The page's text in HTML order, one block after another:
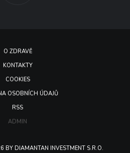
O ZDRAVĚ
KONTAKTY
COOKIES
OSOBNÍCH ÚDAJŮ
RSS
ADMIN
DIAMANTAN INVESTMENT S.R.O.